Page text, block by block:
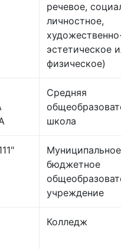
речевое,
личностное,
эстетическое
физическое)
Средняя
школа
Муниципальное
бюджетное
учреждение
Колледж